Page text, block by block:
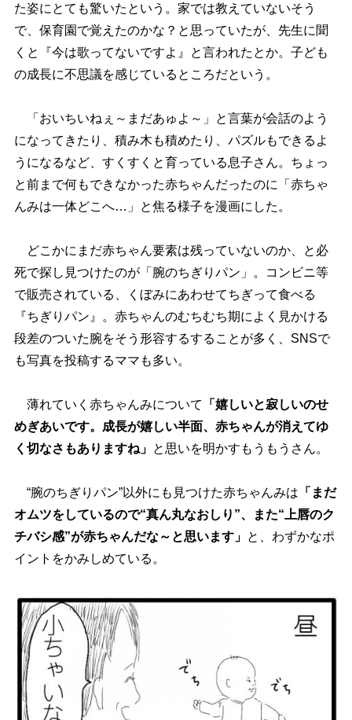
た姿にとても驚いたという。家では教えていないそう
で、保育園で覚えたのかな？と思っていたが、先生に聞
くと『今は歌ってないですよ』と言われたとか。子ども
の成長に不思議を感じているところだという。
「おいちいねぇ～まだあゅよ～」と言葉が会話のよう
になってきたり、積み木も積めたり、パズルもできるよ
うになるなど、すくすくと育っている息子さん。ちょっ
と前まで何もできなかった赤ちゃんだったのに「赤ちゃ
んみは一体どこへ…」と焦る様子を漫画にした。
どこかにまだ赤ちゃん要素は残っていないのか、と必
死で探し見つけたのが「腕のちぎりパン」。コンビニ等
で販売されている、くぼみにあわせてちぎって食べる
『ちぎりパン』。赤ちゃんのむちむち期によく見かける
段差のついた腕をそう形容するすることが多く、SNSで
も写真を投稿するママも多い。
薄れていく赤ちゃんみについて
「嬉しいと寂しいのせ
めぎあいです。成長が嬉しい半面、赤ちゃんが消えてゆ
く切なさもありますね」 と思いを明かすもうもうさん。
“腕のちぎりパン”以外にも見つけた赤ちゃんみは 「まだ
オムツをしているので“真ん丸なおしり”、また“上唇のク
チバシ感”が赤ちゃんだな～と思います」 と、わずかなポ
イントをかみしめている。